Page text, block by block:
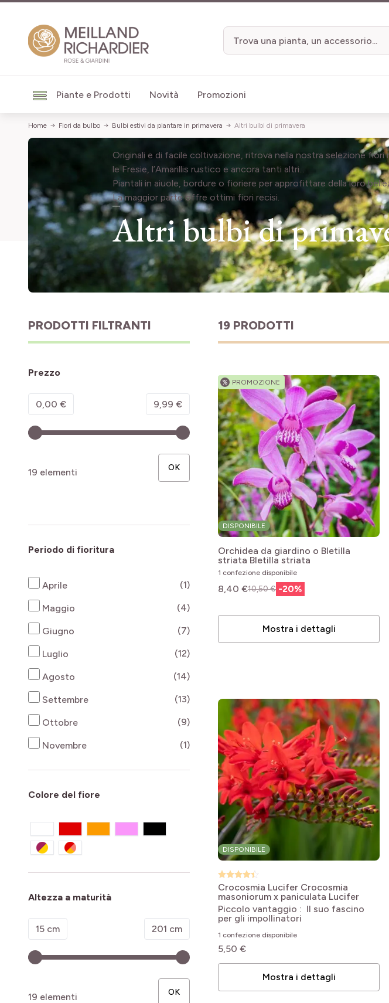
Piante e Prodotti Novità Promozioni
Home Fiori da bulbo Bulbi estivi da piantare in primavera Altri bulbi di primavera
Originali e di facile coltivazione, ritrova nella nostra selezione
le Fresie, l’Amarillis rustico e ancora tanti altri...
Piantali in aiuole, bordure o fioriere per approfittare della loro
La maggior parte offre ottimi fiori recisi.
Altri bulbi di
PRODOTTI FILTRANTI
Prezzo
Minimum value
0,00 € Valore massimo
9,99 €
19 elementi OK
Periodo di fioritura
Aprile (1)products available
Maggio (4)products available
Giugno (7)products available
Luglio (12)products available
Agosto (14)products available
Settembre (13)products available
Ottobre (9)products available
Novembre (1)products available
Colore del fiore
Altezza a maturità
Minimum value
15 cm Valore massimo
201 cm
19 elementi OK
19 PRODOTTI
% PROMOZIONE
DISPONIBILE
Orchidea da giardino o Bletilla
striata Bletilla striata
1 confezione disponibile
8,40 €10,50 € -20%
Mostra i dettagli
DISPONIBILE
Crocosmia Lucifer Crocosmia
masoniorum x paniculata Lucifer
Piccolo vantaggio : Il suo fascino
per gli impollinatori
1 confezione disponibile
5,50 €
Mostra i dettagli